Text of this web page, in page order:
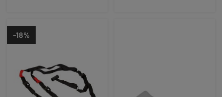
-18%